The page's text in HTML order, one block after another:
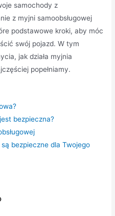
samochody z
z myjni samoobsługowej
podstawowe kroki, aby móc
swój pojazd. W tym
jak działa myjnia
popełniamy.
bezpieczna?
bezpieczne dla Twojego